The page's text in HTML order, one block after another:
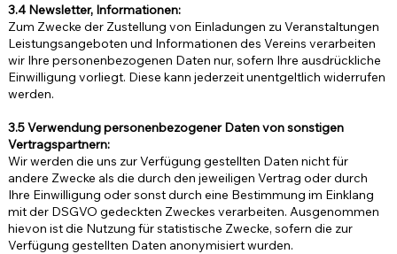
3.4 Newsletter, Informationen:
Zum Zwecke der Zustellung von Einladungen zu Veranstaltungen
Leistungsangeboten und Informationen des Vereins verarbeiten
wir Ihre personenbezogenen Daten nur, sofern Ihre ausdrückliche
Einwilligung vorliegt. Diese kann jederzeit unentgeltlich widerrufen
werden.
3.5 Verwendung personenbezogener Daten von sonstigen
Vertragspartnern:
Wir werden die uns zur Verfügung gestellten Daten nicht für
andere Zwecke als die durch den jeweiligen Vertrag oder durch
Ihre Einwilligung oder sonst durch eine Bestimmung im Einklang
mit der DSGVO gedeckten Zweckes verarbeiten. Ausgenommen
hievon ist die Nutzung für statistische Zwecke, sofern die zur
Verfügung gestellten Daten anonymisiert wurden.